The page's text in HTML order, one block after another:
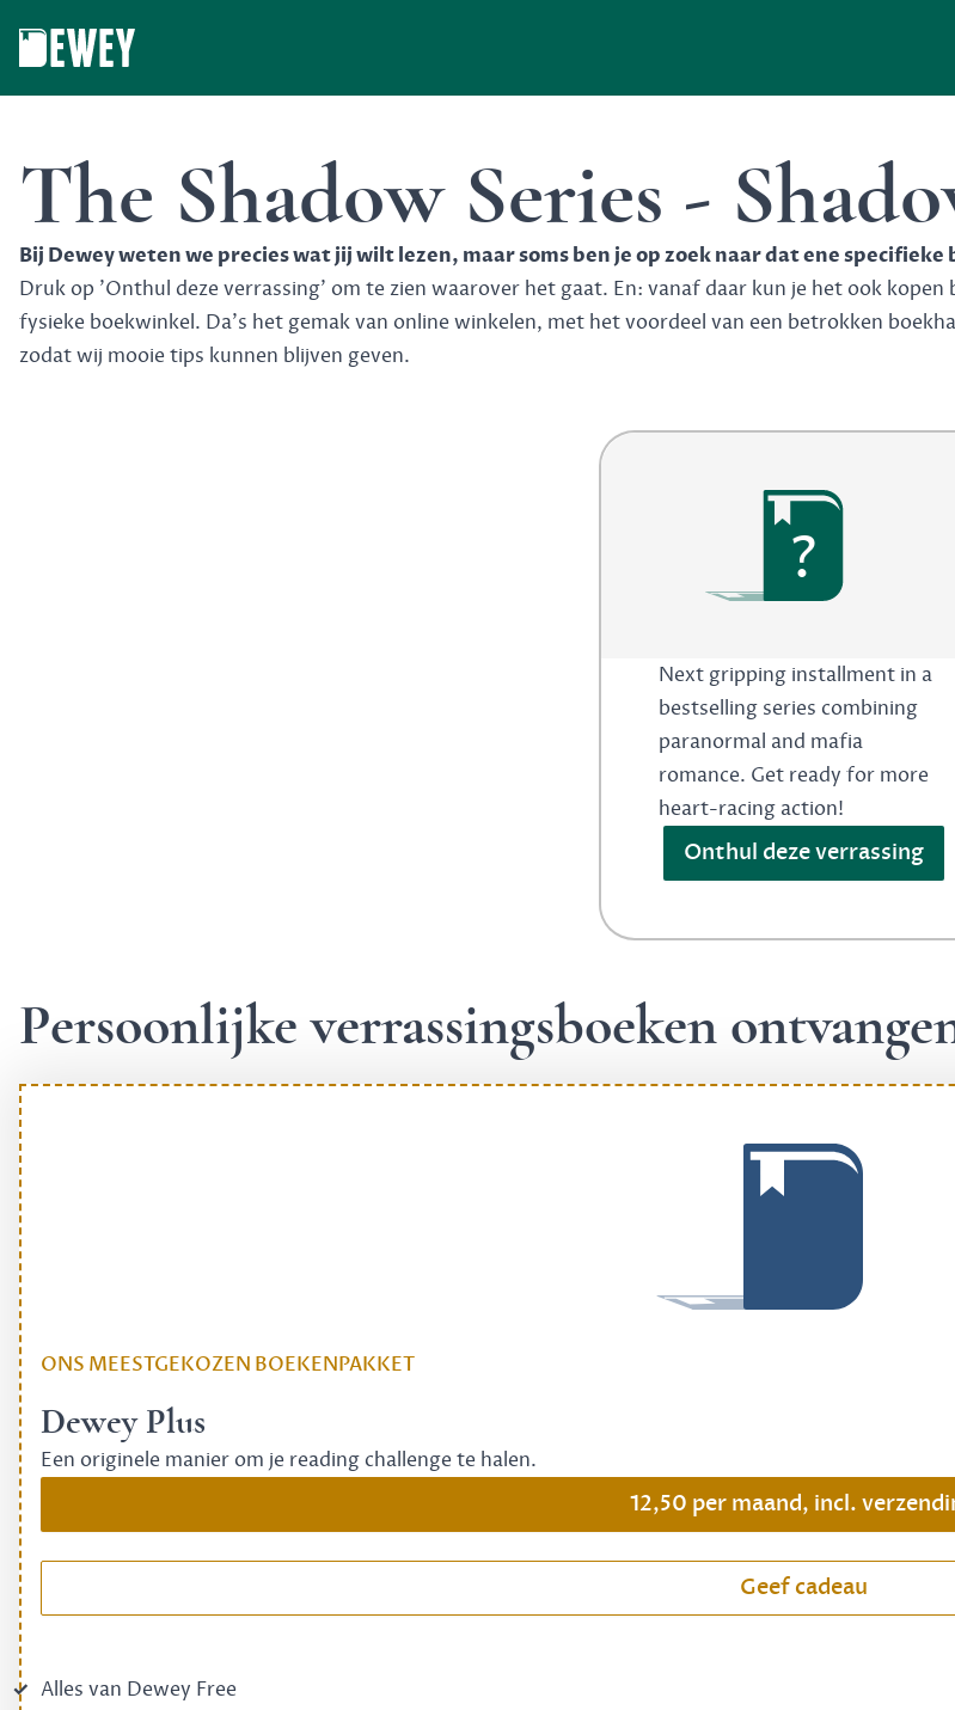
The Shadow Series -
Bij Dewey weten we precies wat jij wilt lezen, maar soms ben je op zoek naar dat ene specifieke
Druk op 'Onthul deze verrassing' om te zien waarover het gaat. En: vanaf daar kun je het ook
fysieke boekwinkel. Da's het gemak van online winkelen, met het voordeel van een betrokken
zodat wij mooie tips kunnen blijven geven.
?
Next gripping installment in a
bestselling series combining
paranormal and mafia
romance. Get ready for more
heart-racing action!
Onthul deze verrassing
Persoonlijke verrassingsboeken
ONS MEESTGEKOZEN BOEKENPAKKET
Dewey Plus
Een originele manier om je reading challenge te halen.
12,50 per maand, incl.
Geef cadeau
Alles van Dewey Free